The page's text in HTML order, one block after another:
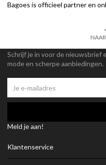
Bagoes is officieel partner en
Schrijf je in voor de
mode en scherpe aanbiedingen.
Meld je aan!
Klantenservice